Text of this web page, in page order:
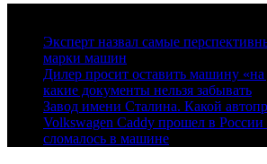
Эксперт назвал самые
марки машин
Дилер просит оставить машину
какие документы нельзя забывать
Завод имени Сталина. Какой
Volkswagen Caddy прошел в
сломалось в машине